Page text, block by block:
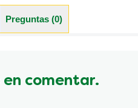
Preguntas (0)
en comentar.